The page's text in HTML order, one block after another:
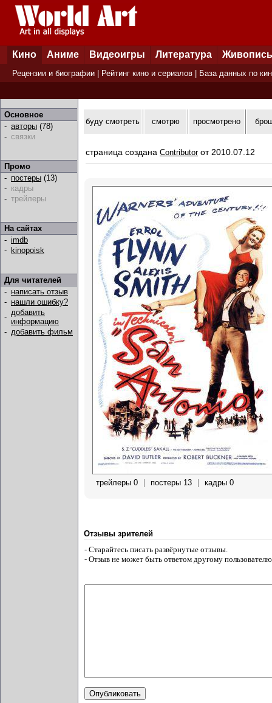
Кино Аниме Видеоигры Литература Живопись
Рецензии и биографии Рейтинг кино и сериалов База данных по
Основное
- авторы (78)
- связки
Промо
- постеры (13)
- кадры
- трейлеры
На сайтах
- imdb
- kinopoisk
Для читателей
- написать отзыв
- нашли ошибку?
- добавить
информацию
- добавить фильм
буду смотреть смотрю просмотрено
страница создана Contributorот 2010.07.12
трейлеры 0 постеры 13 кадры 0
Отзывы зрителей
- Старайтесь писать развёрнутые отзывы.
- Отзыв не может быть ответом другому